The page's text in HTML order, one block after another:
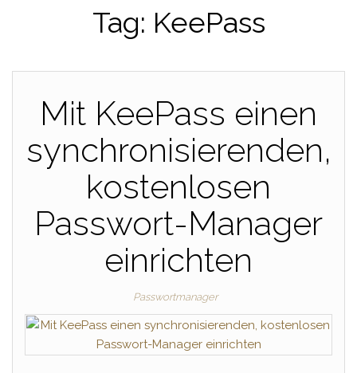
Tag: KeePass
Mit KeePass einen
synchronisierenden,
kostenlosen
Passwort-Manager
einrichten
Passwortmanager